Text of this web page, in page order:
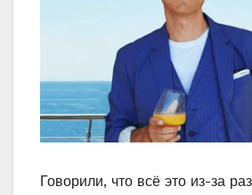
Говорили, что всё это из-за